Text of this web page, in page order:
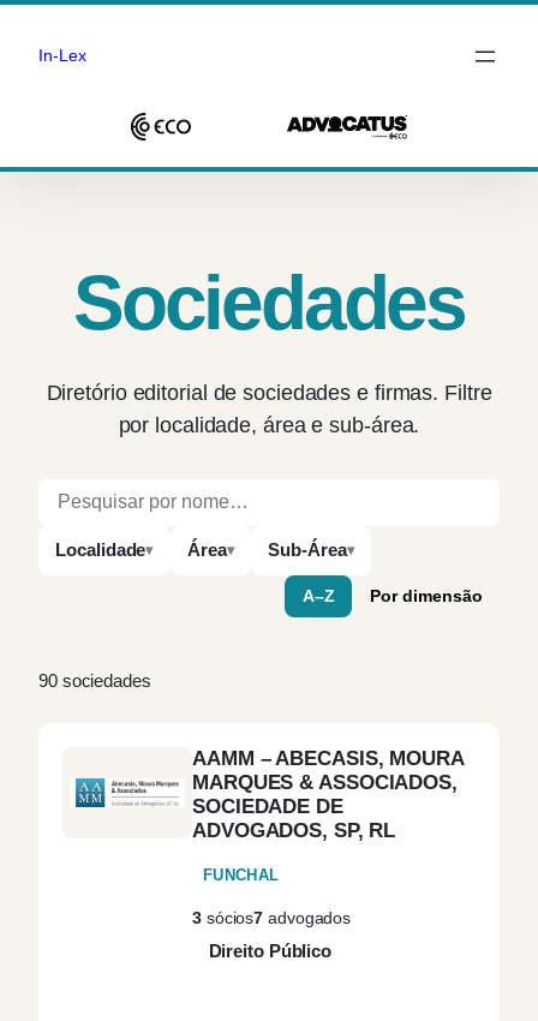
Saltar
In-Lex
Sociedades
Diretório editorial de sociedades e firmas. Filtre
por localidade, área e sub-área.
Localidade Área Sub-Área
A–Z Por dimensão
90 sociedades
AAMM – ABECASIS, MOURA
MARQUES & ASSOCIADOS,
SOCIEDADE DE
ADVOGADOS, SP, RL
FUNCHAL
3sócios7 advogados
Direito Público